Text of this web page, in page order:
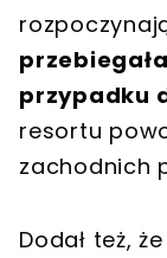
przypadku
resortu
zachodnich
Dodał też, że